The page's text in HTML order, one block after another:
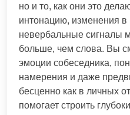
но и то, как они это
интонацию, изменения в
невербальные сигналы
больше, чем слова. Вы
эмоции собеседника,
намерения и даже
бесценно как в личных
помогает строить